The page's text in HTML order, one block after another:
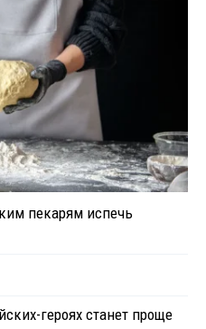
пекарям испечь
героях станет проще